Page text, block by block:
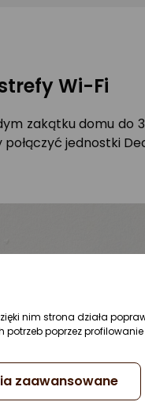
Wi-Fi
zakątku domu
jednostki
nim strona działa
poprzez
zaawansowane